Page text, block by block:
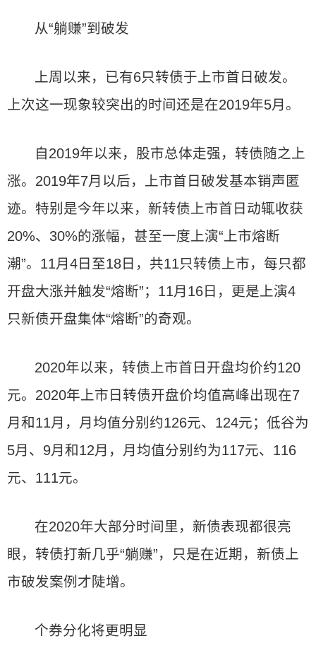
从“躺赚”到破发
上周以来，已有6只转债于上市首日破发。
上次这一现象较突出的时间还是在2019年5月。
自2019年以来，股市总体走强，转债随之上
涨。2019年7月以后，上市首日破发基本销声匿
迹。特别是今年以来，新转债上市首日动辄收获
20%、30%的涨幅，甚至一度上演“上市熔断
潮”。11月4日至18日，共11只转债上市，每只都
开盘大涨并触发“熔断”；11月16日，更是上演4
只新债开盘集体“熔断”的奇观。
2020年以来，转债上市首日开盘均价约120
元。2020年上市日转债开盘价均值高峰出现在7
月和11月，月均值分别约126元、124元；低谷为
5月、9月和12月，月均值分别约为117元、116
元、111元。
在2020年大部分时间里，新债表现都很亮
眼，转债打新几乎“躺赚”，只是在近期，新债上
市破发案例才陡增。
个券分化将更明显